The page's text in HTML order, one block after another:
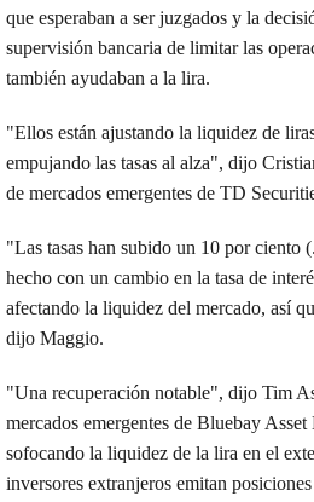
que esperaban a ser juzgados y la
supervisión bancaria de limitar las
también ayudaban a la lira.
"Ellos están ajustando la liquidez de
empujando las tasas al alza", dijo
de mercados emergentes de TD
"Las tasas han subido un 10 por ciento
hecho con un cambio en la tasa de
afectando la liquidez del mercado, así
dijo Maggio.
"Una recuperación notable", dijo Tim
mercados emergentes de Bluebay
sofocando la liquidez de la lira en el
inversores extranjeros emitan